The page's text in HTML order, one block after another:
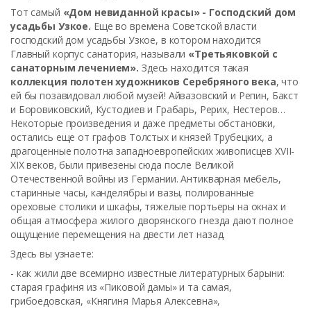
Тот самый «Дом невиданной красы» - Господский дом
усадьбы Узкое. Еще во времена Советской власти
господский дом усадьбы Узкое, в котором находится
Главный корпус санатория, называли «Третьяковкой с
санаторным лечением». Здесь находится такая
коллекция полотен художников Серебряного века, что
ей бы позавидовал любой музей! Айвазовский и Репин, Бакст
и Боровиковский, Кустодиев и Грабарь, Рерих, Нестеров…
Некоторые произведения и даже предметы обстановки,
остались еще от графов Толстых и князей Трубецких, а
драгоценные полотна западноевропейских живописцев XVII-
XIX веков, были привезены сюда после Великой
Отечественной войны из Германии. Антикварная мебель,
старинные часы, канделябры и вазы, полированные
ореховые столики и шкафы, тяжелые портьеры на окнах и
общая атмосфера жилого дворянского гнезда дают полное
ощущение перемещения на двести лет назад.
Здесь вы узнаете:
- как жили две всемирно известные литературных барыни:
старая графиня из «Пиковой дамы» и та самая,
грибоедовская, «Княгиня Марья Алексевна»,